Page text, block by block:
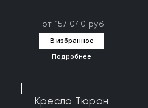
от 157 040 руб.
В избранное
Подробнее
Кресло Тюран